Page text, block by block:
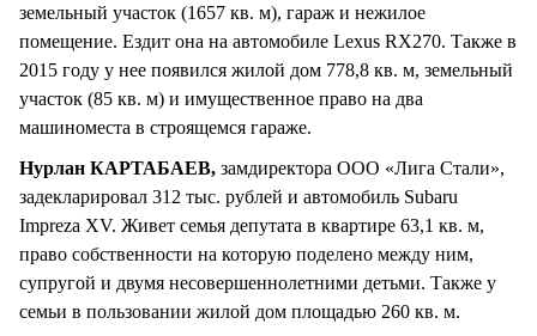
земельный участок (1657 кв. м), гараж и нежилое
помещение. Ездит она на автомобиле Lexus RX270. Также в
2015 году у нее появился жилой дом 778,8 кв. м, земельный
участок (85 кв. м) и имущественное право на два
машиноместа в строящемся гараже.
Нурлан КАРТАБАЕВ, замдиректора ООО «Лига Стали»,
задекларировал 312 тыс. рублей и автомобиль Subaru
Impreza XV. Живет семья депутата в квартире 63,1 кв. м,
право собственности на которую поделено между ним,
супругой и двумя несовершеннолетними детьми. Также у
семьи в пользовании жилой дом площадью 260 кв. м.